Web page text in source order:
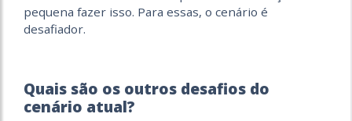
pequena fazer isso. Para essas, o cenário é
desafiador.
Quais são os outros desafios do
cenário atual?